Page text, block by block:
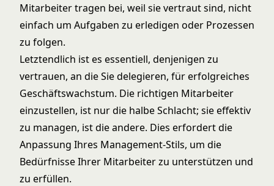
Mitarbeiter tragen bei, weil sie vertraut sind, nicht
einfach um Aufgaben zu erledigen oder Prozessen
zu folgen.
Letztendlich ist es essentiell, denjenigen zu
vertrauen, an die Sie delegieren, für erfolgreiches
Geschäftswachstum. Die richtigen Mitarbeiter
einzustellen, ist nur die halbe Schlacht; sie effektiv
zu managen, ist die andere. Dies erfordert die
Anpassung Ihres Management-Stils, um die
Bedürfnisse Ihrer Mitarbeiter zu unterstützen und
zu erfüllen.